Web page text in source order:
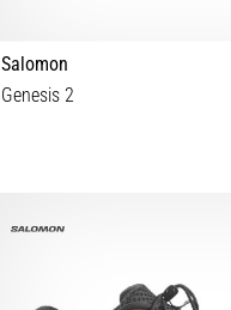
Salomon
Genesis 2
41⅓ 42 42⅔ 43⅓ 44 44⅔